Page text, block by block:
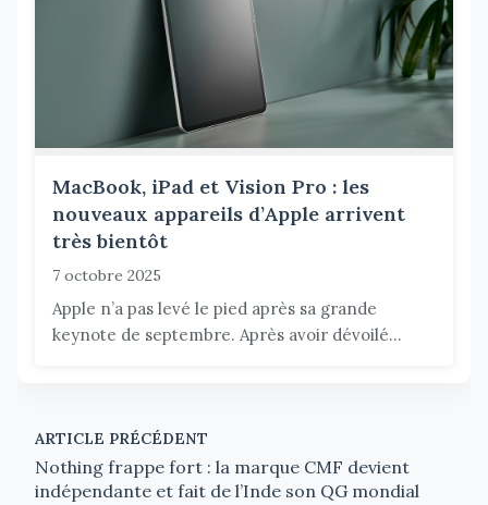
MacBook, iPad et Vision Pro : les
nouveaux appareils d’Apple arrivent
très bientôt
7 octobre 2025
Apple n’a pas levé le pied après sa grande
keynote de septembre. Après avoir dévoilé...
ARTICLE PRÉCÉDENT
Nothing frappe fort : la marque CMF devient
indépendante et fait de l’Inde son QG mondial